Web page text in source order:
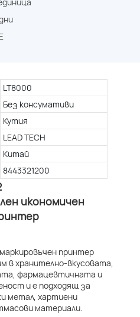
LT8000
Без консумативи
Кутия
LEAD TECH
Китай
8443321200
икономичен
принтер
в хранително-вкусовата,
фармацевтичната и
и е подходящ за
метал, хартиени
материали.